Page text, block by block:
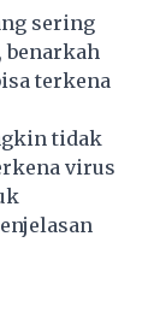
sering
benarkah
terkena
tidak
virus